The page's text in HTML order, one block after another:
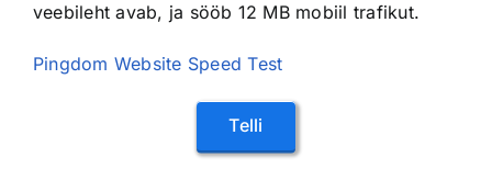
veebileht avab, ja sööb 12 MB mobiil trafikut.
Pingdom Website Speed Test
Telli